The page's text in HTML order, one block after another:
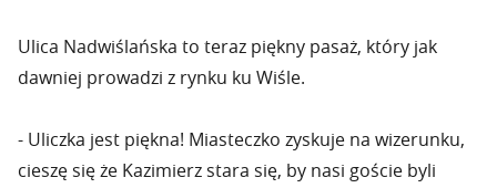
Ulica Nadwiślańska to teraz piękny pasaż, który jak
dawniej prowadzi z rynku ku Wiśle.
- Uliczka jest piękna! Miasteczko zyskuje na wizerunku,
cieszę się że Kazimierz stara się, by nasi goście byli